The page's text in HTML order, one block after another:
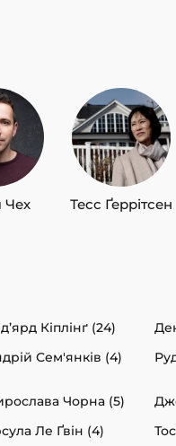
Чех Тесс Ґеррітсен
Кіплінґ (24)
Сем'янків (4)
Чорна (5)
Ле Ґвін (4)